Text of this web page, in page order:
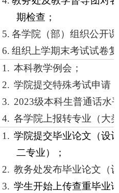
期检查；
5. 各学院（部）组织公开
6. 组织上学期末考试试卷
1. 本科教学例会；
2. 学院提交特殊考试申请
3. 2023级本科生普通话水
4. 各学院上报转专业（大
1. 学院提交毕业论文（设
二专业）；
2. 教务处发布毕业论文（
3. 学生开始上传查重毕业